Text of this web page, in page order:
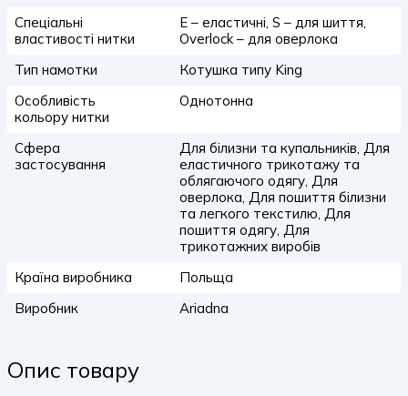
Спеціальні
властивості нитки
E – еластичні, S – для шиття,
Overlock – для оверлока
Тип намотки
Котушка типу King
Особливість
кольору нитки
Однотонна
Сфера
застосування
Для білизни та купальників, Для
еластичного трикотажу та
облягаючого одягу, Для
оверлока, Для пошиття білизни
та легкого текстилю, Для
пошиття одягу, Для
трикотажних виробів
Країна виробника
Польща
Виробник
Ariadna
Опис товару